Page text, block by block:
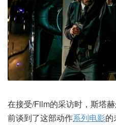
在接受/Film的采访时，斯塔
前谈到了这部动作系列电影的